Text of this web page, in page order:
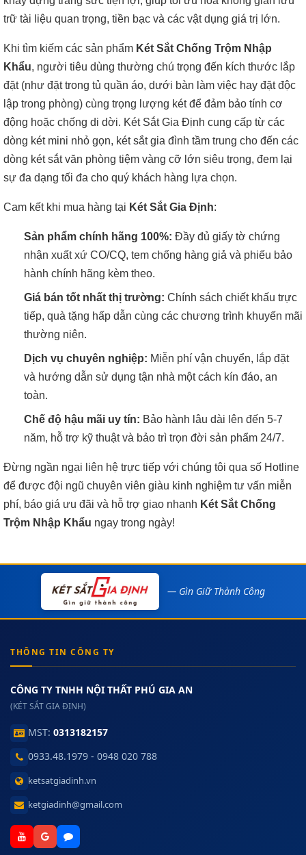
trữ tài liệu quan trọng, tiền bạc và các vật dụng giá trị lớn.
Khi tìm kiếm các sản phẩm Két Sắt Chống Trộm Nhập
Khẩu, người tiêu dùng thường chú trọng đến kích thước lắp
đặt (như đặt trong tủ quần áo, dưới bàn làm việc hay đặt độc
lập trong phòng) cùng trọng lượng két để đảm bảo tính cơ
động hoặc chống di dời. Két Sắt Gia Định cung cấp từ các
dòng két mini nhỏ gọn, két sắt gia đình tầm trung cho đến các
dòng két sắt văn phòng tiệm vàng cỡ lớn siêu trọng, đem lại
sự đa dạng tối đa cho quý khách hàng lựa chọn.
Cam kết khi mua hàng tại Két Sắt Gia Định:
Sản phẩm chính hãng 100%: Đầy đủ giấy tờ chứng
nhận xuất xứ CO/CQ, tem chống hàng giả và phiếu bảo
hành chính hãng kèm theo.
Giá bán tốt nhất thị trường: Chính sách chiết khấu trực
tiếp, quà tặng hấp dẫn cùng các chương trình khuyến mãi
thường niên.
Dịch vụ chuyên nghiệp: Miễn phí vận chuyển, lắp đặt
và hướng dẫn sử dụng tận nhà một cách kín đáo, an
toàn.
Chế độ hậu mãi uy tín: Bảo hành lâu dài lên đến 5-7
năm, hỗ trợ kỹ thuật và bảo trì trọn đời sản phẩm 24/7.
Đừng ngần ngại liên hệ trực tiếp với chúng tôi qua số Hotline
để được đội ngũ chuyên viên giàu kinh nghiệm tư vấn miễn
phí, báo giá ưu đãi và hỗ trợ giao nhanh Két Sắt Chống
Trộm Nhập Khẩu ngay trong ngày!
— Gìn Giữ Thành Công
THÔNG TIN CÔNG TY
CÔNG TY TNHH NỘI THẤT PHÚ GIA AN
(KÉT SẮT GIA ĐỊNH)
MST: 0313182157
0933.48.1979 - 0948 020 788
ketsatgiadinh.vn
ketgiadinh@gmail.com